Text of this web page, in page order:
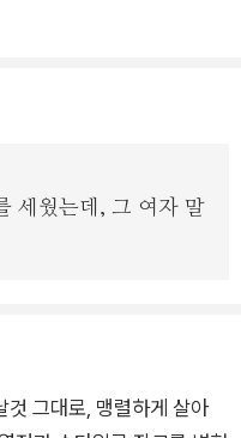
작 텔레비전 드라마로도
적으로 다루는 『1977』을
실제로 1960년대와 1970
요하게 다룬다.
세웠는데, 그 여자 말
것 그대로, 맹렬하게 살아